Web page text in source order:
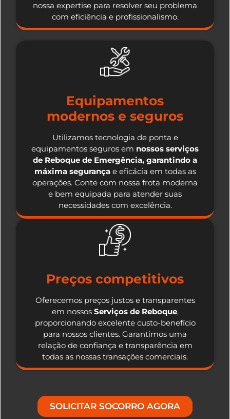
nossa expertise para resolver seu problema
com eficiência e profissionalismo.
Equipamentos
modernos e seguros
Utilizamos tecnologia de ponta e
equipamentos seguros em nossos serviços
de Reboque de Emergência, garantindo a
máxima segurançae eficácia em todas as
operações. Conte com nossa frota moderna
e bem equipada para atender suas
necessidades com excelência.
Preços competitivos
Oferecemos preços justos e transparentes
em nossos Serviços de Reboque,
proporcionando excelente custo-benefício
para nossos clientes. Garantimos uma
relação de confiança e transparência em
todas as nossas transações comerciais.
SOLICITAR SOCORRO AGORA